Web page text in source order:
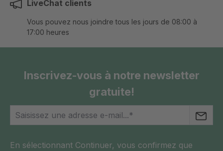
LiveChat clients
Vous pouvez nous joindre tous les jours de 08:00 à
17:00 heures
Inscrivez-vous à notre newsletter
gratuite!
En sélectionnant Continuer, vous confirmez que